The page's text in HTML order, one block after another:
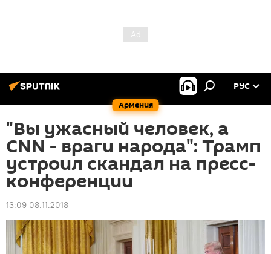
Армения
РУС
"Вы ужасный человек, а
CNN - враги народа": Трамп
устроил скандал на пресс-
конференции
13:09 08.11.2018